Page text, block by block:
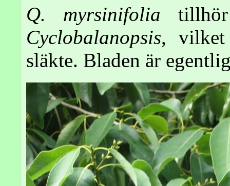
Q. myrsinifolia tillhör
Cyclobalanopsis, vilket
släkte. Bladen är